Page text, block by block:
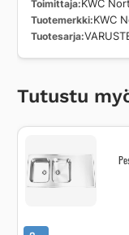
Toimittaja KWC
Tuotemerkki KWC
Tuotesarja
Tutustu